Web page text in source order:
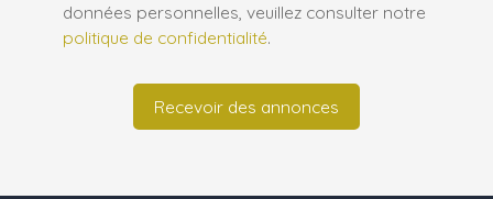
données personnelles, veuillez consulter notre
politique de confidentialité.
Recevoir des annonces